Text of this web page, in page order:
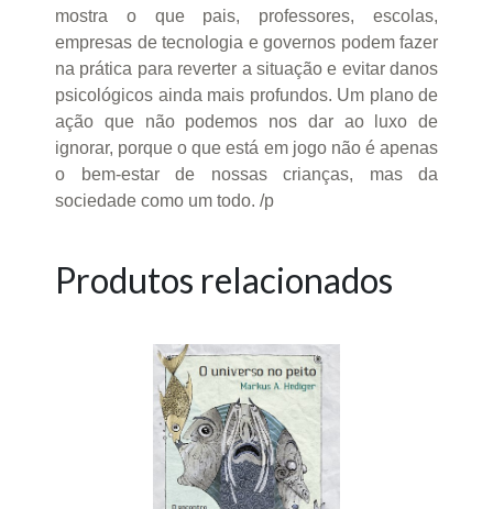
mostra o que pais, professores, escolas,
empresas de tecnologia e governos podem fazer
na prática para reverter a situação e evitar danos
psicológicos ainda mais profundos. Um plano de
ação que não podemos nos dar ao luxo de
ignorar, porque o que está em jogo não é apenas
o bem-estar de nossas crianças, mas da
sociedade como um todo. /p
Produtos relacionados